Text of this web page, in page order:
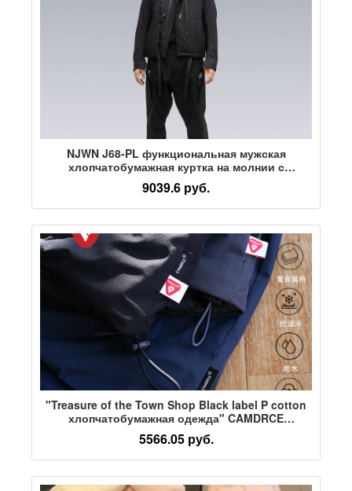
NJWN J68-PL функциональная мужская
хлопчатобумажная куртка на молнии с
несколькими карманами, водонепроницаемая и
ветрозащитная, не АКРИЛОВАЯ
9039.6 руб.
"Treasure of the Town Shop Black label P cotton
хлопчатобумажная одежда" CAMDRCE
водонепроницаемая, влагостойкая,
ветрозащитная, трехслойная нейлоновая ткань-
невидимка
5566.05 руб.